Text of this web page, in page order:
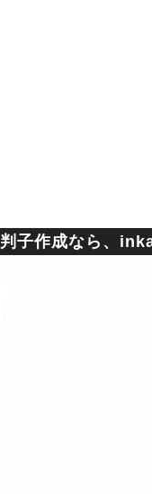
判子作成なら、